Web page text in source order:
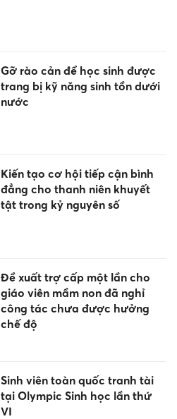
Gỡ rào cản để học sinh được
trang bị kỹ năng sinh tồn dưới
nước
Kiến tạo cơ hội tiếp cận bình
đẳng cho thanh niên khuyết
tật trong kỷ nguyên số
Đề xuất trợ cấp một lần cho
giáo viên mầm non đã nghỉ
công tác chưa được hưởng
chế độ
Sinh viên toàn quốc tranh tài
tại Olympic Sinh học lần thứ
VI